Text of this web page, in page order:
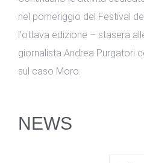
nel pomeriggio del Festival
l'ottava edizione – stasera
giornalista Andrea Purgatori
sul caso Moro.
NEWS